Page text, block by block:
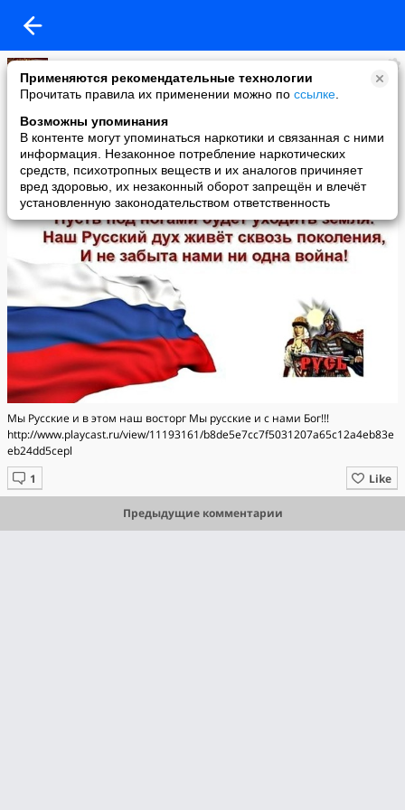
Применяются рекомендательные технологии
Прочитать правила их применении можно по ссылке
Возможны упоминания
В контенте могут упоминаться наркотики и связанная с ними
информация. Незаконное потребление наркотических
средств, психотропных веществ и их аналогов причиняет
вред здоровью, их незаконный оборот запрещён и влечёт
установленную законодательством ответственность
Надежда Осадчая
added a photo
18 Mar в 15:13
Мы Русские и в этом наш восторг Мы русские и с нами Бог!!!
http://www.playcast.ru/view/11193161/b8de5e7cc7f5031207a65c12a4eb83e
eb24dd5cepl
Like
Предыдущие комментарии